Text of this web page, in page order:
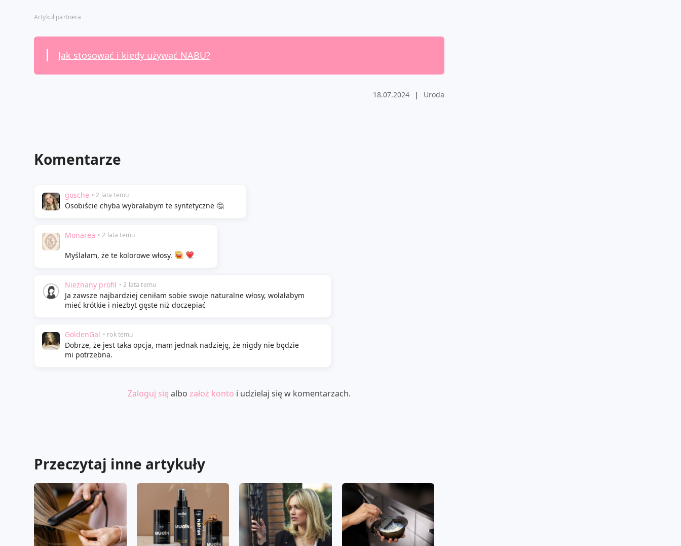
Artykuł partnera
Jak stosować i kiedy używać NABU?
18.07.2024 | Uroda
Komentarze
gosche • 2 lata temu
Osobiście chyba wybrałabym te syntetyczne 🤔
Monarea • 2 lata temu
Myślałam, że te kolorowe włosy.
Nieznany profil • 2 lata temu
Ja zawsze najbardziej ceniłam sobie swoje naturalne włosy, wolałabym
mieć krótkie i niezbyt gęste niż doczepiać
GoldenGal • rok temu
Dobrze, że jest taka opcja, mam jednak nadzieję, że nigdy nie będzie
mi potrzebna.
Zaloguj się albo założ konto i udzielaj się w komentarzach.
Przeczytaj inne artykuły